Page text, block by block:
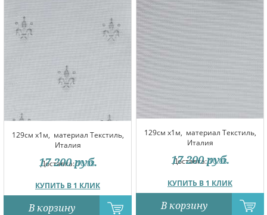
129см x1м, материал Текстиль,
Италия
Доставка:10.08
КУПИТЬ В 1 КЛИК
17 200 руб.
В корзину
129см x1м, материал Текстиль,
Италия
Доставка:10.08
КУПИТЬ В 1 КЛИК
17 200 руб.
В корзину